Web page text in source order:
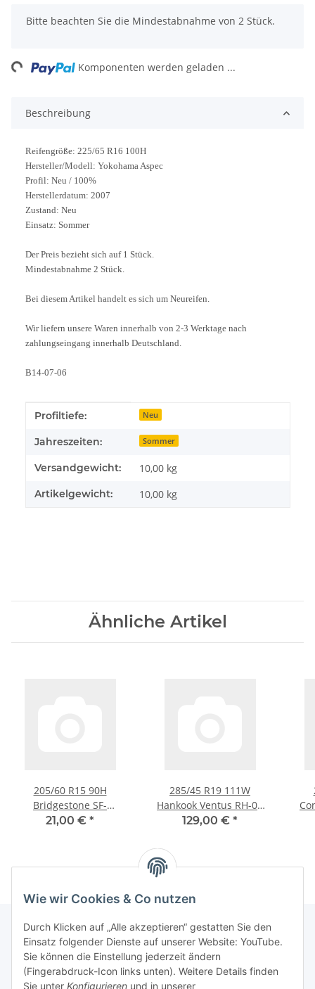
Wie wir Cookies & Co nutzen
Durch Klicken auf „Alle akzeptieren“ gestatten Sie den
Einsatz folgender Dienste auf unserer Website: YouTube.
Sie können die Einstellung jederzeit ändern
(Fingerabdruck-Icon links unten). Weitere Details finden
Sie unter Konfigurieren und in unserer
x
Bitte beachten Sie die Mindestabnahme von 2 Stück.
Komponenten werden geladen ...
Beschreibung
Reifengröße: 225/65 R16 100H
Hersteller/Modell: Yokohama Aspec
Profil: Neu / 100%
Herstellerdatum: 2007
Zustand: Neu
Einsatz: Sommer
Der Preis bezieht sich auf 1 Stück.
Mindestabnahme 2 Stück.
Bei diesem Artikel handelt es sich um Neureifen.
Wir liefern unsere Waren innerhalb von 2-3 Werktage nach
zahlungseingang innerhalb Deutschland.
B14-07-06
Produkteigenschaft
Wert
Profiltiefe: Neu
Jahreszeiten: Sommer
Versandgewicht: 10,00 kg
Artikelgewicht: 10,00 kg
Ähnliche Artikel
205/60 R15 90H
Bridgestone SF-
350+Michelin MXV
21,00 € *
285/45 R19 111W
Hankook Ventus RH-06
Allwetter
129,00 € *
Informationen